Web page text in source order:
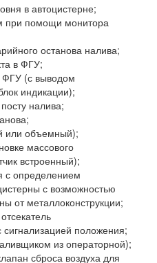
в автоцистерне;
при помощи монитора
останова налива;
в ФГУ;
ФГУ (с выводом
индикации);
налива;
или объемный);
массового
встроенный);
с определением
с возможностью
от металлоконструкции;
положения;
из операторной);
сброса воздуха для